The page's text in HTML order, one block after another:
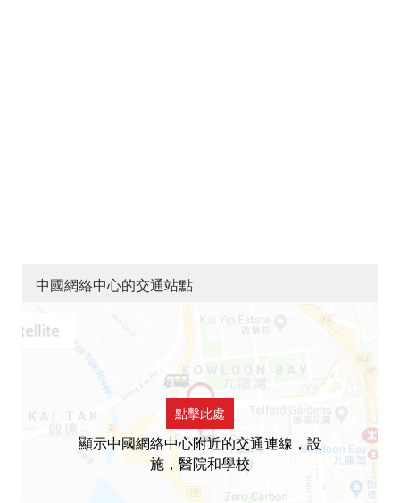
中國網絡中心的交通站點
點擊此處
顯示中國網絡中心附近的交通連線，設
施，醫院和學校